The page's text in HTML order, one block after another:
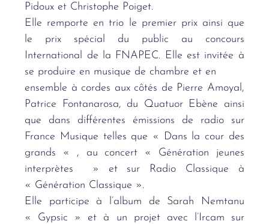
Pidoux et Christophe Poiget.
Elle remporte en trio le premier prix ainsi que
le prix spécial du public au concours
International de la FNAPEC. Elle est invitée à
se produire en musique de chambre et en
ensemble à cordes aux côtés de Pierre Amoyal,
Patrice Fontanarosa, du Quatuor Ebène ainsi
que dans différentes émissions de radio sur
France Musique telles que « Dans la cour des
grands « , au concert « Génération jeunes
interprètes » et sur Radio Classique à
« Génération Classique ».
Elle participe à l’album de Sarah Nemtanu
« Gypsic » et à un projet avec l’Ircam sur